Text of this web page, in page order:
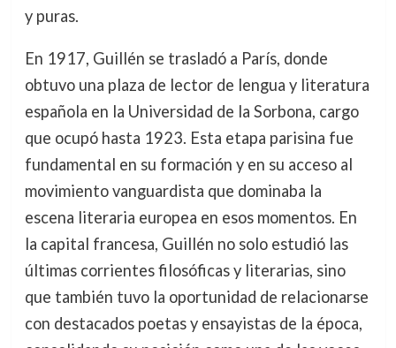
y puras.
En 1917, Guillén se trasladó a París, donde
obtuvo una plaza de lector de lengua y literatura
española en la Universidad de la Sorbona, cargo
que ocupó hasta 1923. Esta etapa parisina fue
fundamental en su formación y en su acceso al
movimiento vanguardista que dominaba la
escena literaria europea en esos momentos. En
la capital francesa, Guillén no solo estudió las
últimas corrientes filosóficas y literarias, sino
que también tuvo la oportunidad de relacionarse
con destacados poetas y ensayistas de la época,